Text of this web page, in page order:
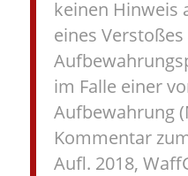
keinen Hinweis
eines
im Falle einer
Aufbewahrung
Kommentar
Aufl. 2018,